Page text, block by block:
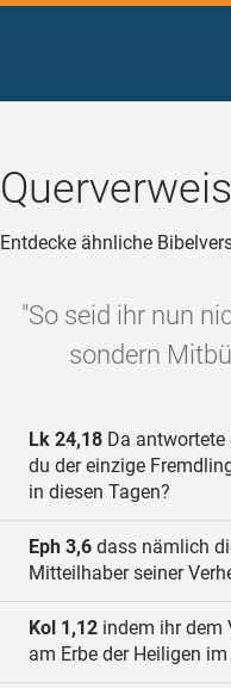
Entdecke ähnliche
"So seid ihr nun
sondern
Lk 24,18 Da antwortete
du der einzige
in diesen Tagen?
Eph 3,6 dass nämlich
Mitteilhaber seiner
Kol 1,12 indem ihr dem
am Erbe der Heiligen